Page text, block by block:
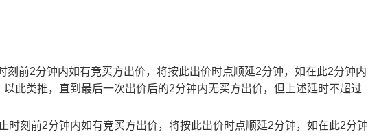
刻前2分钟内如有竞买方出价，将按此出价时点顺延2分钟，如在此2分钟内
此类推，直到最后一次出价后的2分钟内无买方出价，但上述延时不超过
时刻前2分钟内如有竞买方出价，将按此出价时点顺延2分钟，如在此2分钟